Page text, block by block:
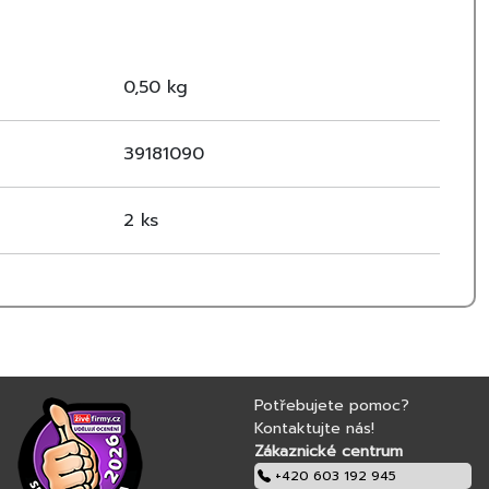
kresbu dřeva v teplých zlatavě hnědých tónech,
stylu. Skvěle ladí s podlahami a lištami stejného
interiéru.
používání
0,50 kg
39181090
2 ks
Potřebujete pomoc?
Kontaktujte nás!
Zákaznické centrum
+420 603 192 945